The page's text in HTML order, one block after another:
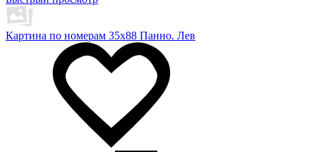
Картина по номерам 35х88 Панно. Лев